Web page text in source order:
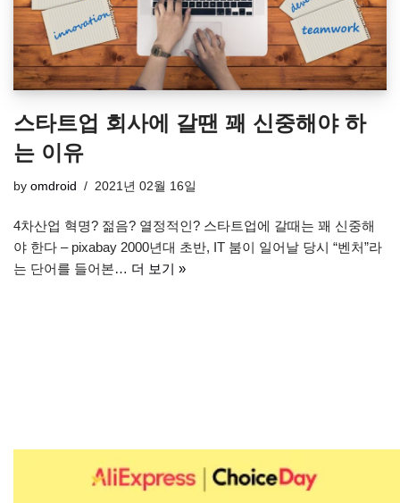
스타트업 회사에 갈땐 꽤 신중해야 하
는 이유
by omdroid 2021년 02월 16일
4차산업 혁명? 젊음? 열정적인? 스타트업에 갈때는 꽤 신중해
야 한다 – pixabay 2000년대 초반, IT 붐이 일어날 당시 “벤처”라
는 단어를 들어본… 더 보기 »